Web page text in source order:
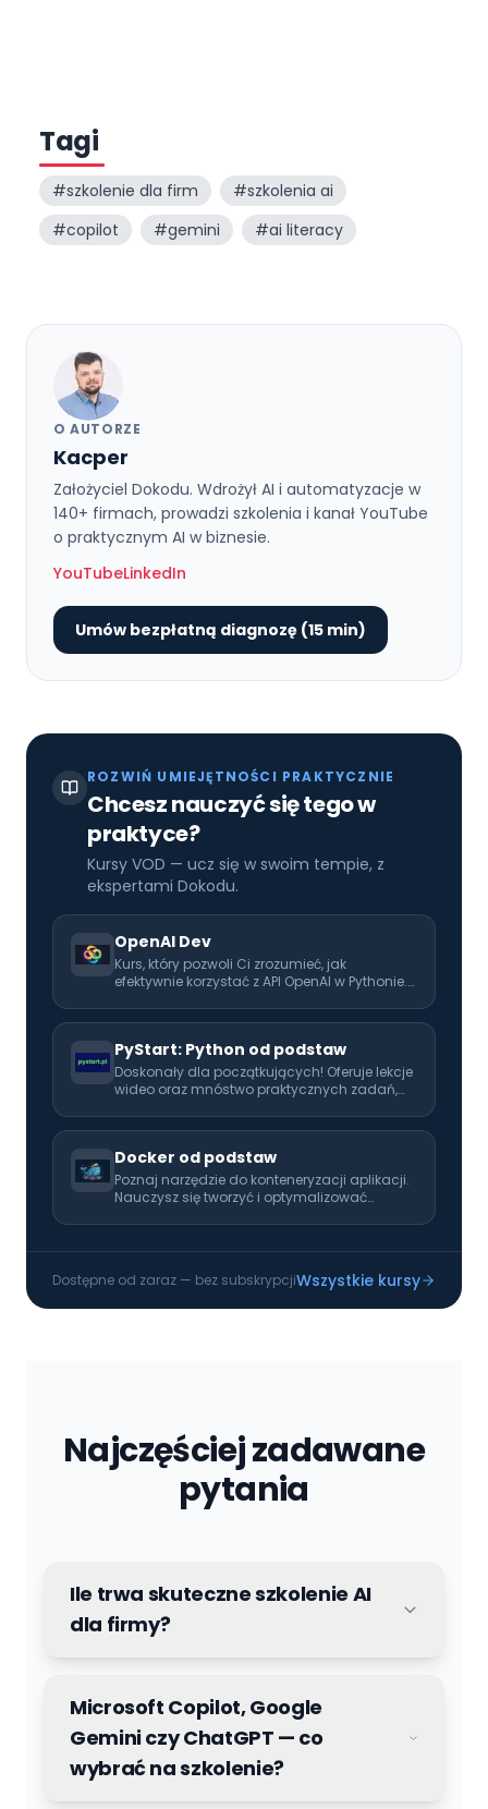
Tagi
#szkolenie dla firm #szkolenia ai
#copilot #gemini #ai literacy
O AUTORZE
Kacper
Założyciel Dokodu. Wdrożył AI i automatyzacje w
140+ firmach, prowadzi szkolenia i kanał YouTube
o praktycznym AI w biznesie.
YouTubeLinkedIn
Umów bezpłatną diagnozę (15 min)
ROZWIŃ UMIEJĘTNOŚCI PRAKTYCZNIE
Chcesz nauczyć się tego w
praktyce?
Kursy VOD — ucz się w swoim tempie, z
ekspertami Dokodu.
OpenAI Dev
Kurs, który pozwoli Ci zrozumieć, jak
efektywnie korzystać z API OpenAI w Pythonie.
PyStart: Python od podstaw
Doskonały dla początkujących! Oferuje lekcje
wideo oraz mnóstwo praktycznych zadań,
Docker od podstaw
Poznaj narzędzie do konteneryzacji aplikacji.
Nauczysz się tworzyć i optymalizować
Docker Compose. Poznasz praktyczne wzorce
Dostępne od zaraz — bez subskrypcjiWszystkie kursy
Najczęściej zadawane
pytania
Ile trwa skuteczne szkolenie AI
dla firmy?
Microsoft Copilot, Google
Gemini czy ChatGPT — co
wybrać na szkolenie?